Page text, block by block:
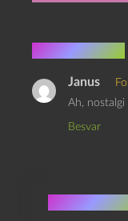
1 kommentar
Janus
Ah, nostalgi
Besvar
Skriv et